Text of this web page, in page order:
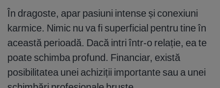
În dragoste, apar pasiuni intense și conexiuni
karmice. Nimic nu va fi superficial pentru tine în
această perioadă. Dacă intri într-o relație, ea te
poate schimba profund. Financiar, există
posibilitatea unei achiziții importante sau a unei